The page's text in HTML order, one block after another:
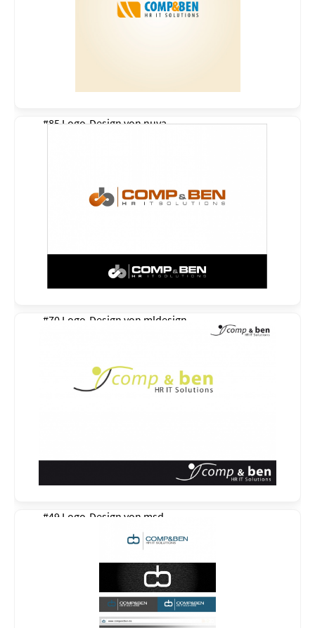
#85 Logo-Design vonnuva
#70 Logo-Design von mldesign
#49 Logo-Design von msd